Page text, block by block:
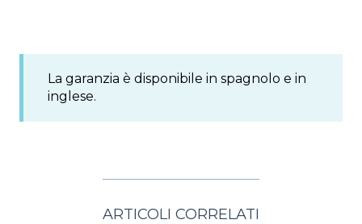
La garanzia è disponibile in spagnolo e in
inglese.
ARTICOLI CORRELATI